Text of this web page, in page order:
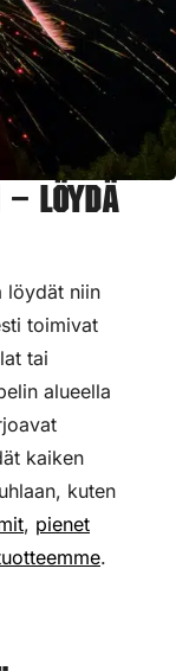
Löydä
löydät niin
toimivat
tai
alueella
kaiken
kuten
, pienet
.